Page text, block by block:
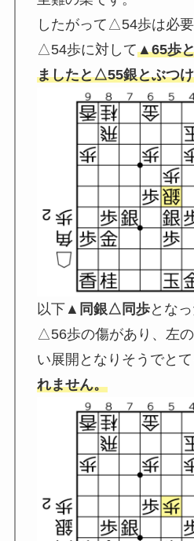
したがって△54歩は必要
△54歩に対して▲65歩
ましたと△55銀とぶつ
以下▲同銀△同歩とな
△56歩の傷があり、左
い展開となりそうでとて
れません。